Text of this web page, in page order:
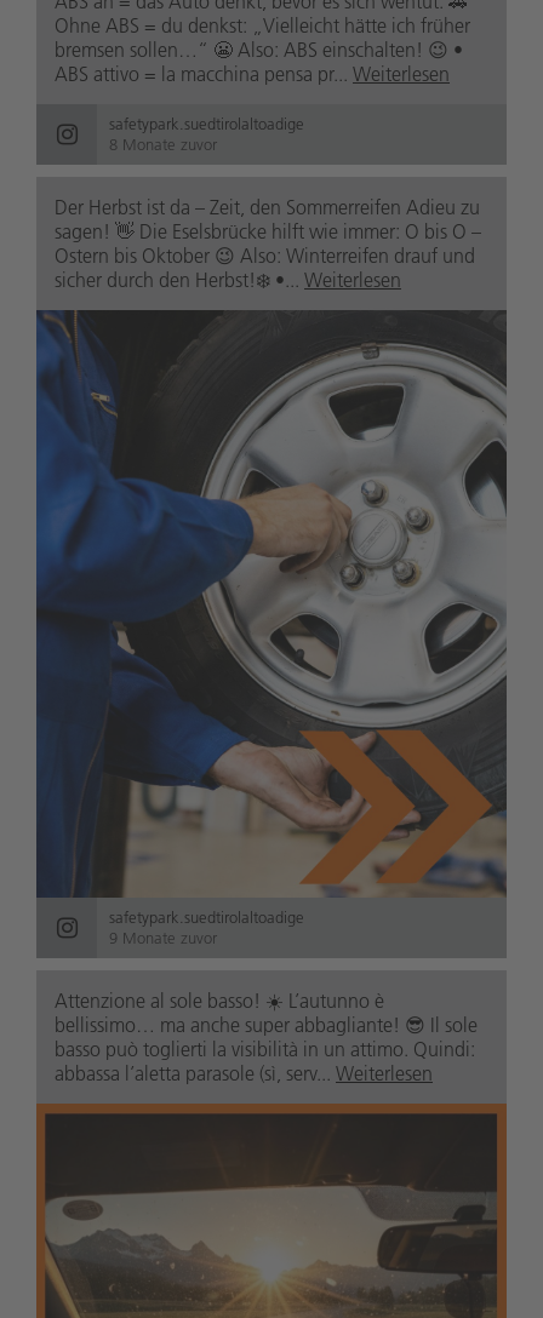
Ohne ABS = du denkst: „Vielleicht hätte ich früher
bremsen sollen…“ 😬 Also: ABS einschalten! 😉 •
ABS attivo = la macchina pensa pr... Weiterlesen
safetypark.suedtirolaltoadige
8 Monate zuvor
Der Herbst ist da – Zeit, den Sommerreifen Adieu zu
sagen! 👋 Die Eselsbrücke hilft wie immer: O bis O –
Ostern bis Oktober 😉 Also: Winterreifen drauf und
sicher durch den Herbst!❄️ •... Weiterlesen
safetypark.suedtirolaltoadige
9 Monate zuvor
Attenzione al sole basso! ☀️ L’autunno è
bellissimo… ma anche super abbagliante! 😎 Il sole
basso può toglierti la visibilità in un attimo. Quindi:
abbassa l’aletta parasole (sì, serv... Weiterlesen